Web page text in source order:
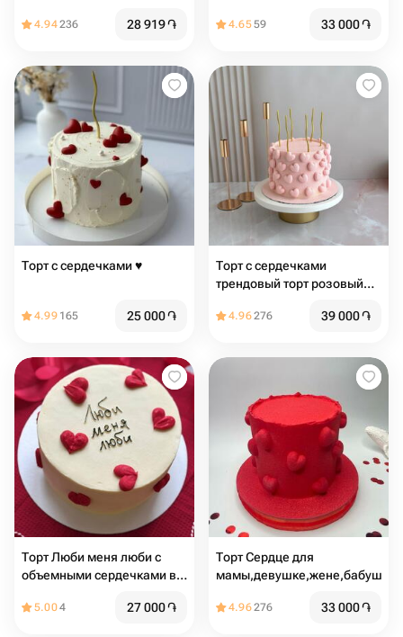
4.94236 28 919֏ 4.6559 33 000֏
Торт с сердечками ♥️
4.99 165 25 000֏
Торт с сердечками
трендовый торт розовый
на день рождения
4.96276 39 000֏
Торт Люби меня люби с
объемными сердечками в
сюрприз мужу, парню,
5.004 27 000֏
Торт Сердце для
мамы,девушке,жене,бабушке
4.96276 33 000֏